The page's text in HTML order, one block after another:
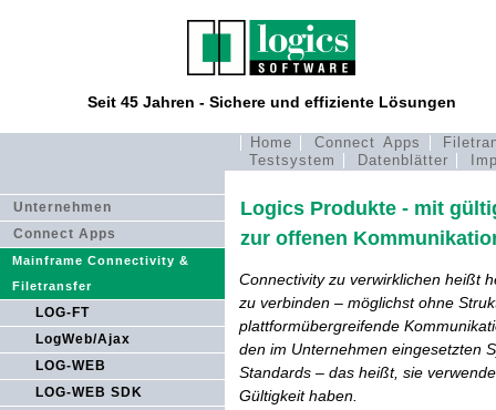
Seit 45 Jahren - Sichere und effiziente Lösungen
Home Connect Apps
Testsystem
Datenblätter
Unternehmen
Connect Apps
Mainframe Connectivity &
Filetransfer
LOG-FT
LogWeb/Ajax
LOG-WEB
LOG-WEB SDK
Logics Produkte - mit
zur offenen
Connectivity zu verwirklichen heißt
zu verbinden – möglichst ohne
plattformübergreifende
den im Unternehmen eingesetzten
Standards – das heißt, sie
Gültigkeit haben.